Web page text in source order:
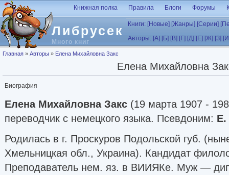
Перейти к основному содержанию
Либрусек
Много книг
Книжная полка Правила Блоги Форумы
Книги: [Новые] [Жанры] [Серии]
Авторы: [А] [Б] [В] [Г] [Д] [Е] [Ж] [З]
Вы здесь
Главная » Авторы » Елена Михайловна Закс
Елена Михайловна
Биография
Елена Михайловна Закс (19 марта 1907 -
переводчик с немецкого языка. Псевдоним: Е.
Родилась в г. Проскуров Подольской губ.
Хмельницкая обл., Украина). Кандидат
Преподаватель нем. яз. в ВИИЯКе. Муж —